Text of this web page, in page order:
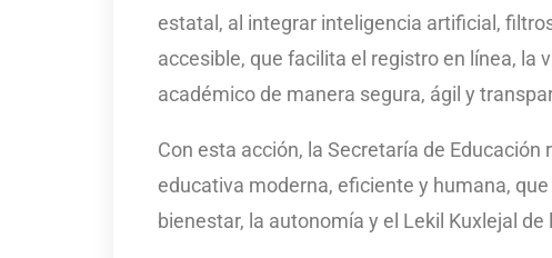
estatal, al integrar inteligencia artificial,
accesible, que facilita el registro en línea, la
académico de manera segura, ágil y
Con esta acción, la Secretaría de
educativa moderna, eficiente y humana,
bienestar, la autonomía y el Lekil Kuxlejal